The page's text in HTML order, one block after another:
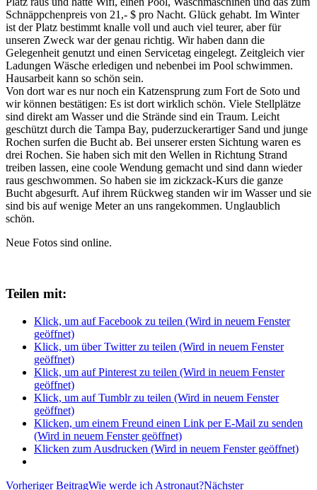
Schnäppchenpreis von 21,- $ pro Nacht. Glück gehabt. Im Winter
ist der Platz bestimmt knalle voll und auch viel teurer, aber für
unseren Zweck war der genau richtig. Wir haben dann die
Gelegenheit genutzt und einen Servicetag eingelegt. Zeitgleich vier
Ladungen Wäsche erledigen und nebenbei im Pool schwimmen.
Hausarbeit kann so schön sein.
Von dort war es nur noch ein Katzensprung zum Fort de Soto und
wir können bestätigen: Es ist dort wirklich schön. Viele Stellplätze
sind direkt am Wasser und die Strände sind ein Traum. Leicht
geschützt durch die Tampa Bay, puderzuckerartiger Sand und junge
Rochen surfen die Bucht ab. Bei unserer ersten Sichtung waren es
drei Rochen. Sie haben sich mit den Wellen in Richtung Strand
treiben lassen, eine coole Wendung gemacht und sind dann wieder
raus geschwommen. So haben sie im zickzack-Kurs die ganze
Bucht abgesurft. Auf ihrem Rückweg standen wir im Wasser und sie
sind bis auf wenige Meter an uns rangekommen. Unglaublich
schön.
Neue Fotos sind online.
Teilen mit:
Klick, um auf Facebook zu teilen (Wird in neuem Fenster
geöffnet)
Klick, um über Twitter zu teilen (Wird in neuem Fenster
geöffnet)
Klick, um auf Pinterest zu teilen (Wird in neuem Fenster
geöffnet)
Klick, um auf Tumblr zu teilen (Wird in neuem Fenster
geöffnet)
Klicken, um einem Freund einen Link per E-Mail zu senden
(Wird in neuem Fenster geöffnet)
Klicken zum Ausdrucken (Wird in neuem Fenster geöffnet)
Vorheriger BeitragWie werde ich Astronaut?Nächster